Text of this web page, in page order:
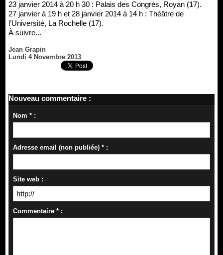
23 janvier 2014 à 20 h 30 : Palais des Congrès, Royan (17).
27 janvier à 19 h et 28 janvier 2014 à 14 h : Théâtre de
l’Université, La Rochelle (17).
À suivre...
Jean Grapin
Lundi 4 Novembre 2013
Nouveau commentaire :
Nom * :
Adresse email (non publiée) * :
Site web :
Commentaire * :